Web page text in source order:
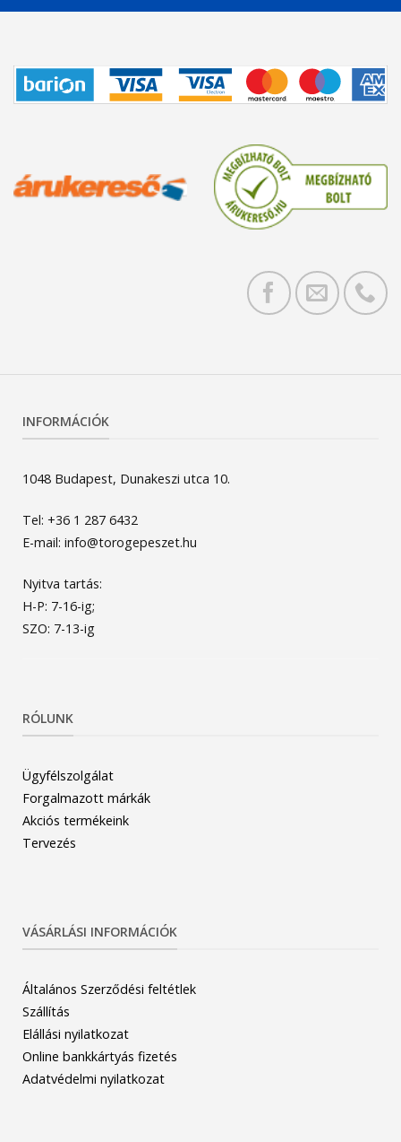
INFORMÁCIÓK
1048 Budapest, Dunakeszi utca 10.
Tel: +36 1 287 6432
E-mail: info@torogepeszet.hu
Nyitva tartás:
H-P: 7-16-ig;
SZO: 7-13-ig
RÓLUNK
Ügyfélszolgálat
Forgalmazott márkák
Akciós termékeink
Tervezés
VÁSÁRLÁSI INFORMÁCIÓK
Általános Szerződési feltétlek
Szállítás
Elállási nyilatkozat
Online bankkártyás fizetés
Adatvédelmi nyilatkozat